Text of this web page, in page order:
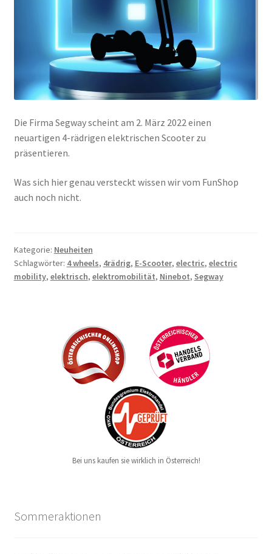
Die Firma Segway scheint am 2. März 2022 einen
neuartigen 4-rädrigen elektrischen Scooter zu
präsentieren.
Was sich hier genau versteckt wissen wir vom FunShop
auch noch nicht.
Kategorie: Neuheiten
Schlagwörter: 4 wheels, 4rädrig, E-Scooter, electric, electric
mobility, elektrisch, elektromobilität, Ninebot, Segway
Bei uns kaufen sie wirklich in Österreich!
Sommeraktionen